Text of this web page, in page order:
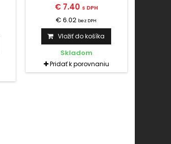
€ 7.40 s DPH
€ 6.02 bez DPH
Vložiť do košíka
Skladom
Pridať k porovnaniu